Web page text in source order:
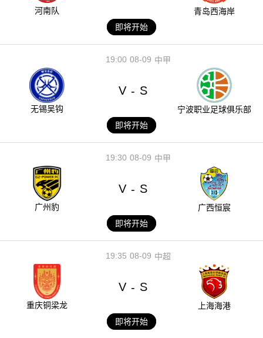
河南队
青岛西海岸
即将开始
08-09
19:00 中甲
无锡吴钩
V - S
宁波职业足球俱乐部
即将开始
08-09
19:30 中甲
广州豹
V - S
广西恒宸
即将开始
08-09
19:35 中超
重庆铜梁龙
V - S
上海海港
即将开始